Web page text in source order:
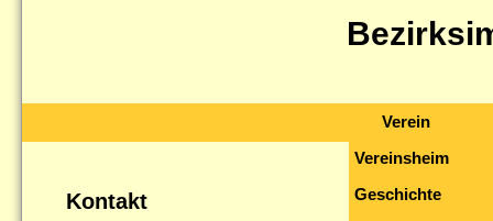
Verein
Vereinsheim
Geschichte
Kontakt